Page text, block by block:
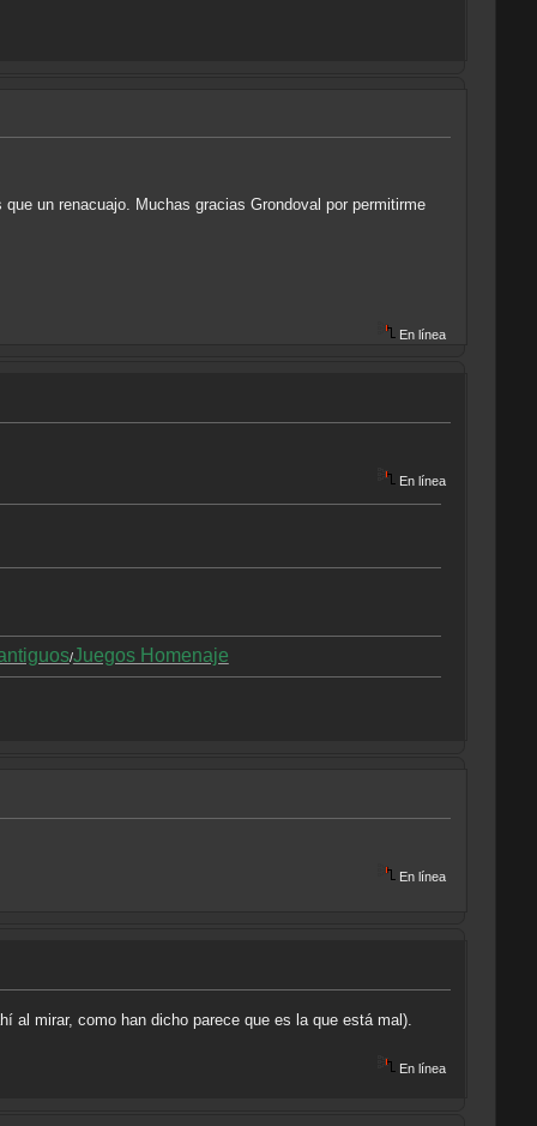
un renacuajo. Muchas gracias Grondoval por permitirme
En línea
En línea
/Juegos Homenaje
En línea
al mirar, como han dicho parece que es la que está mal).
En línea